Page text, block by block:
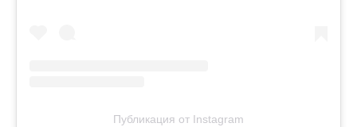
Публикация от Instagram